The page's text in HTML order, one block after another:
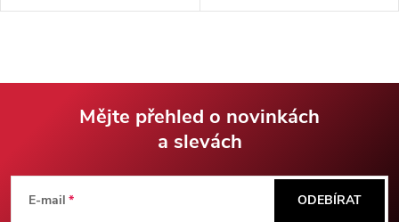
stylu japonského tanta. Rukojeť
z nerezové oceli s jednotným
Mějte přehled o novinkách
a slevách
E-mail ODEBÍRAT